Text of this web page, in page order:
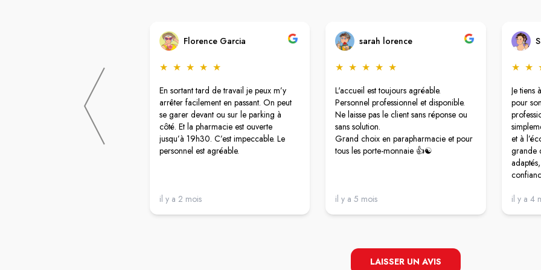
Florence Garcia
★ ★ ★ ★ ★
En sortant tard de travail je peux m’y
arrêter facilement en passant. On peut
se garer devant ou sur le parking à
côté. Et la pharmacie est ouverte
jusqu’à 19h30. C’est impeccable. Le
personnel est agréable.
il y a 2 mois
sarah lorence
★ ★ ★ ★ ★
L'accueil est toujours agréable.
Personnel professionnel et disponible.
Ne laisse pas le client sans réponse ou
sans solution.
Grand choix en parapharmacie et pour
tous les porte-monnaie 👍☯️
il y a 5 mois
★ ★
Je tiens
pour
et à
grande
il y a 4
LAISSER UN AVIS